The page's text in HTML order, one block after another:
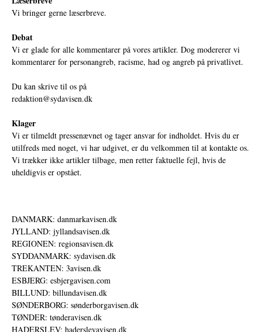
Vi bringer gerne læserbreve.
Debat
Vi er glade for alle kommentarer på vores artikler. Dog modererer vi
kommentarer for personangreb, racisme, had og angreb på privatlivet.
Du kan skrive til os på
redaktion@sydavisen.dk
Klager
Vi er tilmeldt pressenævnet og tager ansvar for indholdet. Hvis du er
utilfreds med noget, vi har udgivet, er du velkommen til at kontakte os.
Vi trækker ikke artikler tilbage, men retter faktuelle fejl, hvis de
uheldigvis er opstået.
DANMARK: danmarkavisen.dk
JYLLAND: jyllandsavisen.dk
REGIONEN: regionsavisen.dk
SYDDANMARK: sydavisen.dk
TREKANTEN: 3avisen.dk
ESBJERG: esbjergavisen.com
BILLUND: billundavisen.dk
SØNDERBORG: sønderborgavisen.dk
TØNDER: tønderavisen.dk
HADERSLEV: haderslevavisen.dk